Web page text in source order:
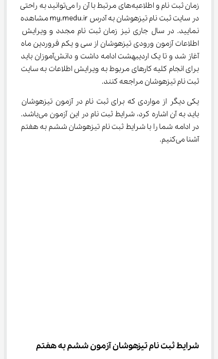
زمان ثبت نام و اطلاعیه‌های مرتبط با آن را می‌توانید به راحتی
در سایت ثبت نام تیزهوشان به آدرس my.medu.ir مشاهده
نمایید. در سال جاری نیز زمان ثبت نام مجدد و ویرایش
اطلاعات آزمون ورودی تیزهوشان از سی و یکم فروردین ماه
آغاز شد و تا یک اردیبهشت ادامه داشت و دانش‌آموزان باید
برای انجام کلیه کارهای مربوط به ویرایش اطلاعات به سایت
ثبت نام تیزهوشان مراجعه کنند.
یکی دیگر از مواردی که برای ثبت نام در آزمون تیزهوشان
باید به آن اشاره کرد، شرایط ثبت نام در این آزمون می‌باشد.
در ادامه شما را با شرایط ثبت نام تیزهوشان ششم به هفتم
آشنا می‌کنیم.
شرایط ثبت نام تیزهوشان آزمون ششم به هفتم